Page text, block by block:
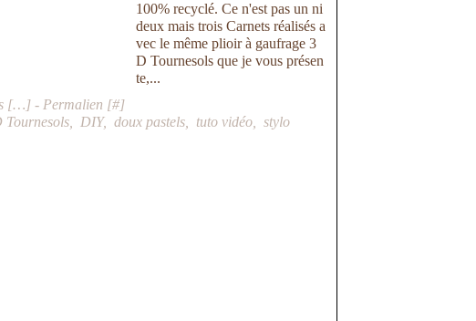
100% recyclé. Ce n'est pas un ni
deux mais trois Carnets réalisés a
vec le même plioir à gaufrage 3
D Tournesols que je vous présen
te,...
[…] - Permalien [#]
DIY,doux pastels tuto vidéo ,stylo